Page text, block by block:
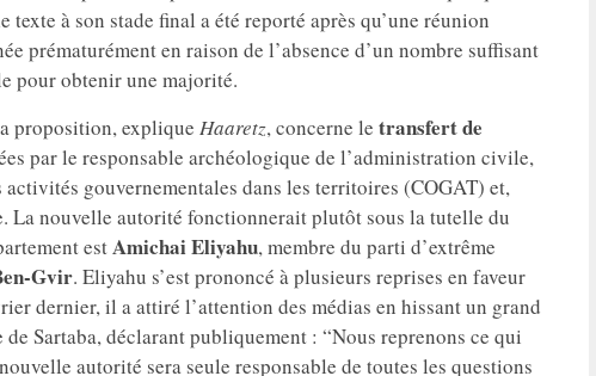
à son stade final a été reporté après qu’une réunion
prématurément en raison de l’absence d’un nombre suffisant
pour obtenir une majorité.
proposition, explique Haaretz, concerne le transfert de
par le responsable archéologique de l’administration civile,
gouvernementales dans les territoires (COGAT) et,
La nouvelle autorité fonctionnerait plutôt sous la tutelle du
estAmichai Eliyahu, membre du parti d’extrême
Gvir. Eliyahu s’est prononcé à plusieurs reprises en faveur
dernier, il a attiré l’attention des médias en hissant un grand
Sartaba, déclarant publiquement : “Nous reprenons ce qui
autorité sera seule responsable de toutes les questions